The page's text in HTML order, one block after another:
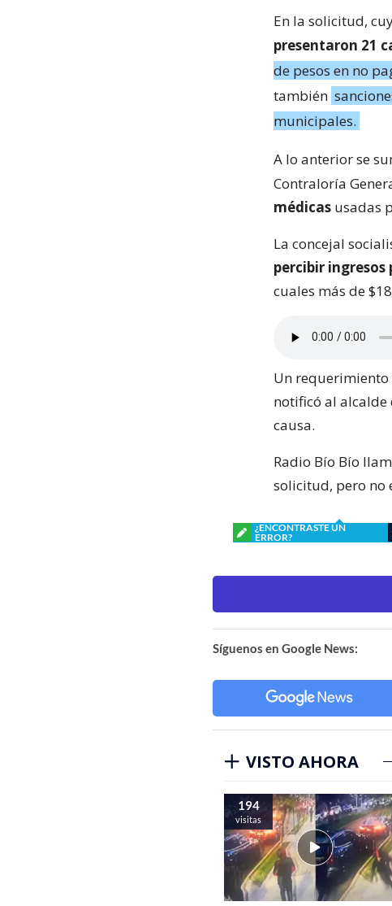
En la solicitud,
presentaron 21
de pesos en no
también
municipales.
A lo anterior se
Contraloría
médicas usadas
La concejal
percibir ingresos
cuales más de
Un requerimiento
notificó al alcalde
causa.
Radio Bío Bío
solicitud, pero no
¿ENCONTRASTE UN
ERROR?
Síguenos en Google News:
VISTO AHORA
194
visitas